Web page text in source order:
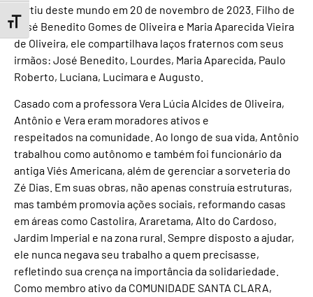
Toggle Font size
partiu deste mundo em 20 de novembro de 2023. Filho de
José Benedito Gomes de Oliveira e Maria Aparecida Vieira
de Oliveira, ele compartilhava laços fraternos com seus
irmãos: José Benedito, Lourdes, Maria Aparecida, Paulo
Roberto, Luciana, Lucimara e Augusto.
Casado com a professora Vera Lúcia Alcides de Oliveira,
Antônio e Vera eram moradores ativos e
respeitados na comunidade. Ao longo de sua vida, Antônio
trabalhou como autônomo e também foi funcionário da
antiga Viés Americana, além de gerenciar a sorveteria do
Zé Dias. Em suas obras, não apenas construía estruturas,
mas também promovia ações sociais, reformando casas
em áreas como Castolira, Araretama, Alto do Cardoso,
Jardim Imperial e na zona rural. Sempre disposto a ajudar,
ele nunca negava seu trabalho a quem precisasse,
refletindo sua crença na importância da solidariedade.
Como membro ativo da COMUNIDADE SANTA CLARA,